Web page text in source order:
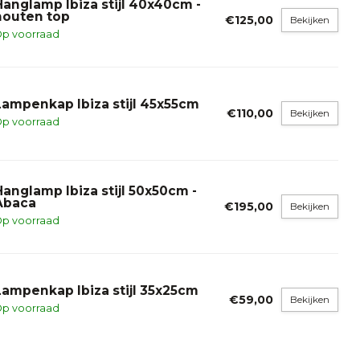
Ibiza stijl 40x40cm -
top
voorraad
€125,00 Bekijken
Ibiza stijl 45x55cm
voorraad
€110,00 Bekijken
Ibiza stijl 50x50cm -
voorraad
€195,00 Bekijken
Ibiza stijl 35x25cm
voorraad
€59,00 Bekijken